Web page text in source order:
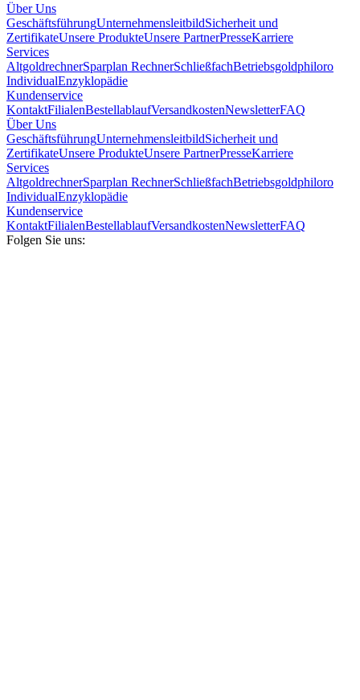
Über Uns
GeschäftsführungUnternehmensleitbildSicherheit und
ZertifikateUnsere ProdukteUnsere PartnerPresseKarriere
Services
AltgoldrechnerSparplan RechnerSchließfachBetriebsgoldphiloro
IndividualEnzyklopädie
Kundenservice
KontaktFilialenBestellablaufVersandkostenNewsletterFAQ
Über Uns
GeschäftsführungUnternehmensleitbildSicherheit und
ZertifikateUnsere ProdukteUnsere PartnerPresseKarriere
Services
AltgoldrechnerSparplan RechnerSchließfachBetriebsgoldphiloro
IndividualEnzyklopädie
Kundenservice
KontaktFilialenBestellablaufVersandkostenNewsletterFAQ
Folgen Sie uns: